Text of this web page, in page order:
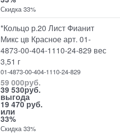
Скидка 33%
*Кольцо р.20 Лист Фианит
Микс цв Красное арт. 01-
4873-00-404-1110-24-829 вес
3,51 г
01-4873-00-404-1110-24-829
59 000руб.
39 530руб.
выгода
19 470 руб.
или
33%
Скидка 33%